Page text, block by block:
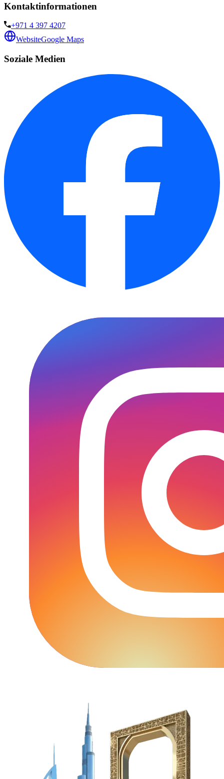
Kontaktinformationen
+971 4 397 4207
WebsiteGoogle Maps
Soziale Medien